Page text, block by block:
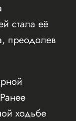
стала её
преодолев
ходьбе